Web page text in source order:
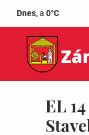
Dnes,a 0°C
EL